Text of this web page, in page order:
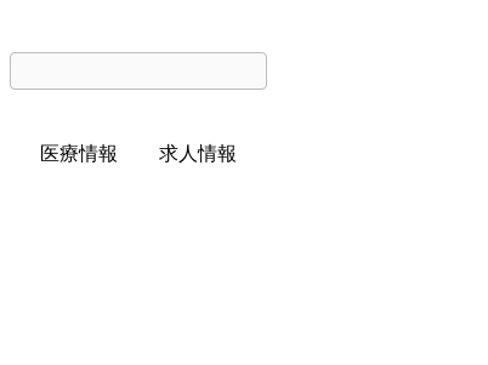
医療情報 求人情報